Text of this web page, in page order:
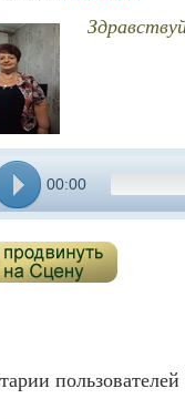
00:00
пользователей